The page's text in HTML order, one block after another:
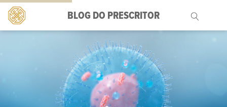
BLOG DO PRESCRITOR
Pesquisar
por: